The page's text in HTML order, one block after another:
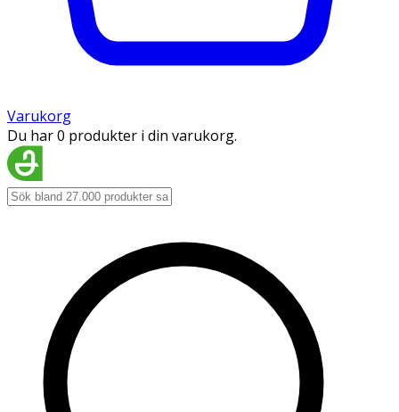
Varukorg
Du har 0 produkter i din varukorg.